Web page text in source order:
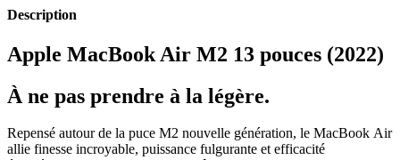
Description
Apple MacBook Air M2 13 pouces (2022)
À ne pas prendre à la légère.
Repensé autour de la puce M2 nouvelle génération, le MacBook Air
allie finesse incroyable, puissance fulgurante et efficacité